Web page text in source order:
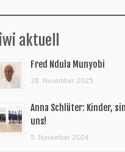
aktuell
Fred Ndula Munyobi
28. November 2025
Anna Schlüter: Kinder,
uns!
5. November 2024